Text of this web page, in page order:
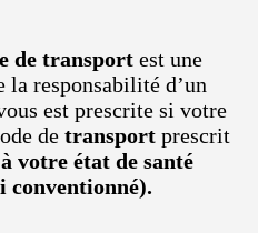
de transport est une
la responsabilité d’un
est prescrite si votre
de transport prescrit
votre état de santé
conventionné).